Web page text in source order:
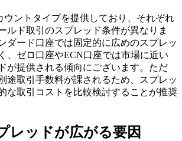
ウントタイプを提供しており、それぞれ
ルド取引のスプレッド条件が異なりま
ダード口座では固定的に広めのスプレッ
、ゼロ口座やECN口座では市場に近い
が提供される傾向にございます。ただ
途取引手数料が課されるため、スプレッ
な取引コストを比較検討することが推奨
レッドが広がる要因